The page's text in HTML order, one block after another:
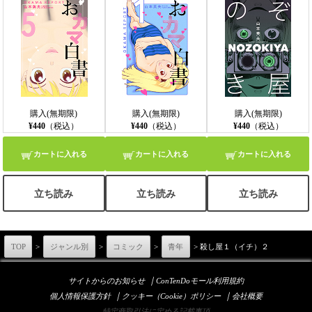
購入(無期限)
¥440 （税込）
カートに入れる
立ち読み
購入(無期限)
¥440（税込）
カートに入れる
立ち読み
購入(無期限)
¥440（税込）
カートに入れる
立ち読み
TOP > ジャンル別 > コミック > 青年 > 殺し屋１（イチ）２
サイトからのお知らせ ｜ ConTenDoモール利用規約
個人情報保護方針
｜ クッキー（Cookie）ポリシー ｜ 会社概要